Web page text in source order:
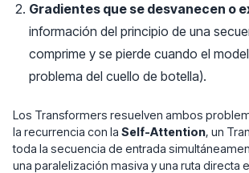
Gradientes que se desvanecen o
información del principio de una
comprime y se pierde cuando el
problema del cuello de botella).
Los Transformers resuelven ambos
la recurrencia con la Self-Attention, un
toda la secuencia de entrada
una paralelización masiva y una ruta directa